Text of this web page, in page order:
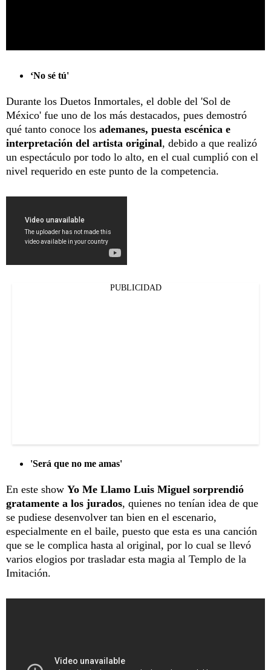
‘No sé tú'
Durante los Duetos Inmortales, el doble del 'Sol de
México' fue uno de los más destacados, pues demostró
qué tanto conoce los ademanes, puesta escénica e
interpretación del artista original, debido a que realizó
un espectáculo por todo lo alto, en el cual cumplió con el
nivel requerido en este punto de la competencia.
PUBLICIDAD
'Será que no me amas'
En este show Yo Me Llamo Luis Miguel sorprendió
gratamente a los jurados, quienes no tenían idea de que
se pudiese desenvolver tan bien en el escenario,
especialmente en el baile, puesto que esta es una canción
que se le complica hasta al original, por lo cual se llevó
varios elogios por trasladar esta magia al Templo de la
Imitación.